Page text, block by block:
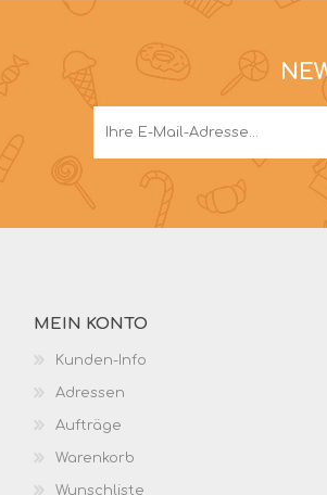
MEIN KONTO
Kunden-Info
Adressen
Aufträge
Warenkorb
Wunschliste